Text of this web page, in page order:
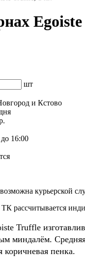
шт
и Кстово
16:00
курьерской
рассчитывается
Truffle
миндалём.
коричневая пенка.